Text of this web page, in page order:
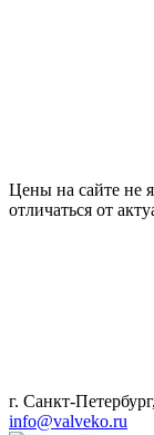
Цены на сайте не
отличаться от
г. Санкт-
info@valveko.ru